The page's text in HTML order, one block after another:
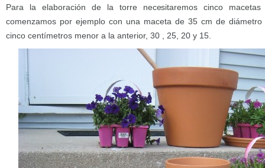
Para la elaboración de la torre necesitaremos cinco
comenzamos por ejemplo con una maceta de 35 cm de
cinco centímetros menor a la anterior, 30 , 25, 20 y 15.